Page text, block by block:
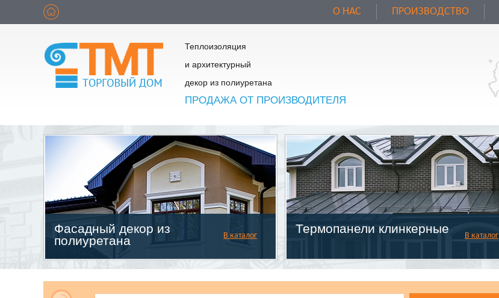
О НАС ПРОИЗВОДСТВО
Теплоизоляция
и архитектурный
декор из полиуретана
ПРОДАЖА ОТ ПРОИЗВОДИТЕЛЯ
Фасадный декор из
полиуретана
В каталог
Термопанели клинкерные
В каталог